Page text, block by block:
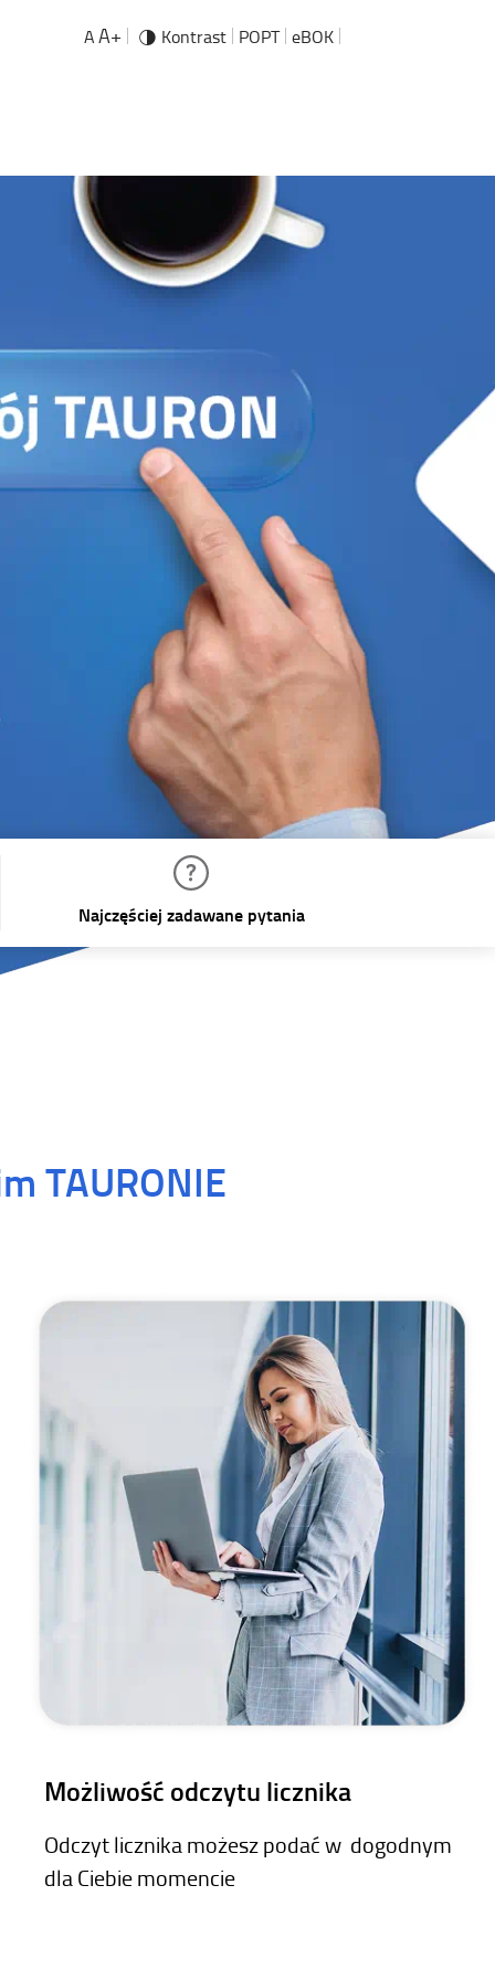
AA+ Kontrast POPT eBOK
Najczęściej zadawane pytania
TAURONIE
Możliwość odczytu licznika
Odczyt licznika możesz podać w dogodnym
dla Ciebie momencie